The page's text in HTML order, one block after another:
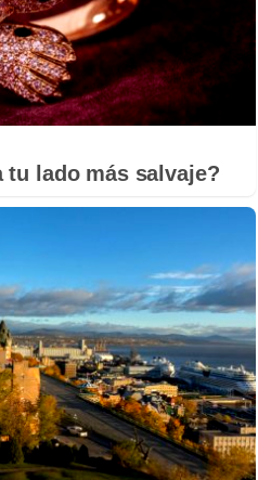
lado más salvaje?